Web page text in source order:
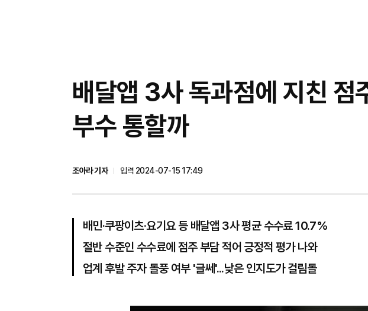
배달앱 3사 독과점에 지친
부수 통할까
조아라 기자
입력 2024-07-15 17:49
배민·쿠팡이츠·요기요 등 배달앱 3사 평균 수수료 10.7%
절반 수준인 수수료에 점주 부담 적어 긍정적 평가 나와
업계 후발 주자 돌풍 여부 '글쎄'...낮은 인지도가 걸림돌